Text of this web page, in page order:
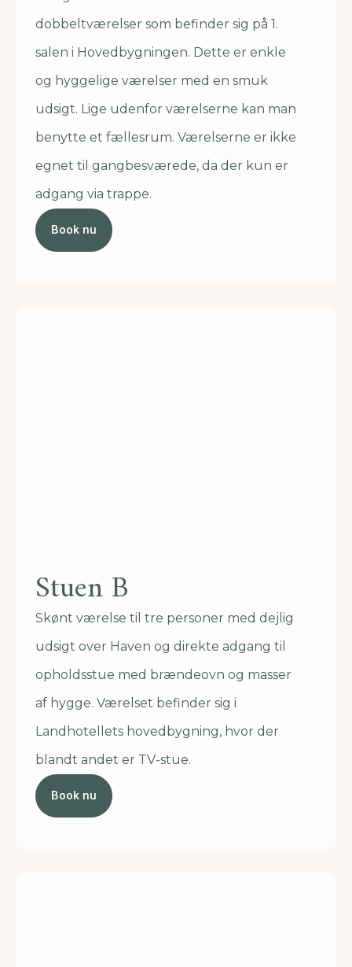
dobbeltværelser som befinder sig på 1.
salen i Hovedbygningen. Dette er enkle
og hyggelige værelser med en smuk
udsigt. Lige udenfor værelserne kan man
benytte et fællesrum. Værelserne er ikke
egnet til gangbesværede, da der kun er
adgang via trappe.
Book nu
Stuen B
Skønt værelse til tre personer med dejlig
udsigt over Haven og direkte adgang til
opholdsstue med brændeovn og masser
af hygge. Værelset befinder sig i
Landhotellets hovedbygning, hvor der
blandt andet er TV-stue.
Book nu